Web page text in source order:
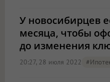
У новосибирцев
месяца, чтобы
до изменения
20:27, 28 июля 2022